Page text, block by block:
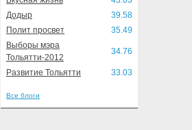
Додыр
39.58
Полит просвет
35.49
Выборы мэра
Тольятти-2012
34.76
Развитие Тольятти 33.03
Все блоги